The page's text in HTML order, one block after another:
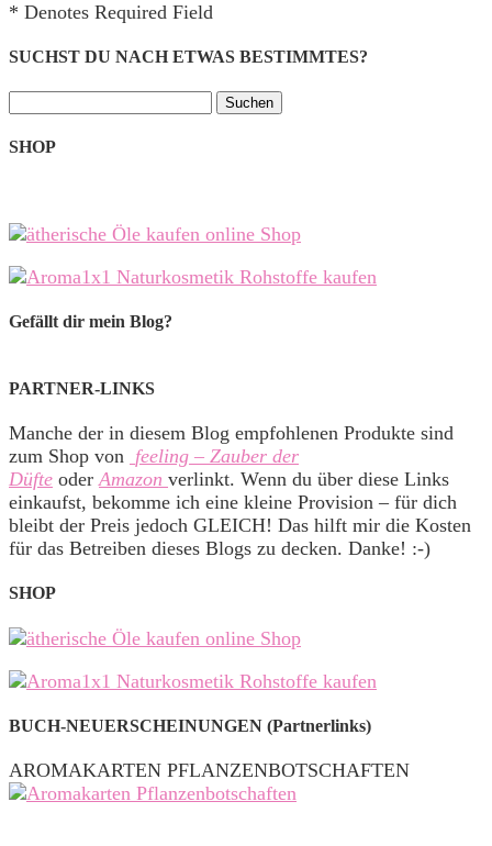
* Denotes Required Field
SUCHST DU NACH ETWAS BESTIMMTES?
nach:
SHOP
Gefällt dir mein Blog?
PARTNER-LINKS
Manche der in diesem Blog empfohlenen Produkte sind
zum Shop von feeling – Zauber der
Düfte oderAmazon verlinkt. Wenn du über diese Links
einkaufst, bekomme ich eine kleine Provision – für dich
bleibt der Preis jedoch GLEICH! Das hilft mir die Kosten
für das Betreiben dieses Blogs zu decken. Danke! :-)
SHOP
BUCH-NEUERSCHEINUNGEN (Partnerlinks)
AROMAKARTEN PFLANZENBOTSCHAFTEN